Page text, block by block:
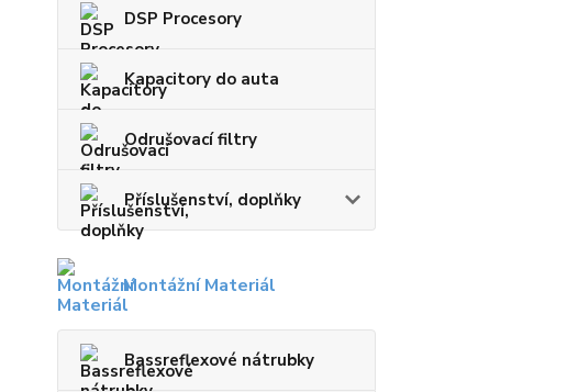
DSP Procesory
Kapacitory do auta
Odrušovací filtry
Příslušenství, doplňky
Montážní Materiál
Bassreflexové nátrubky